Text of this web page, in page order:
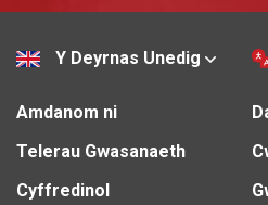
Y Deyrnas Unedig
Amdanom ni
Telerau Gwasanaeth
Cyffredinol